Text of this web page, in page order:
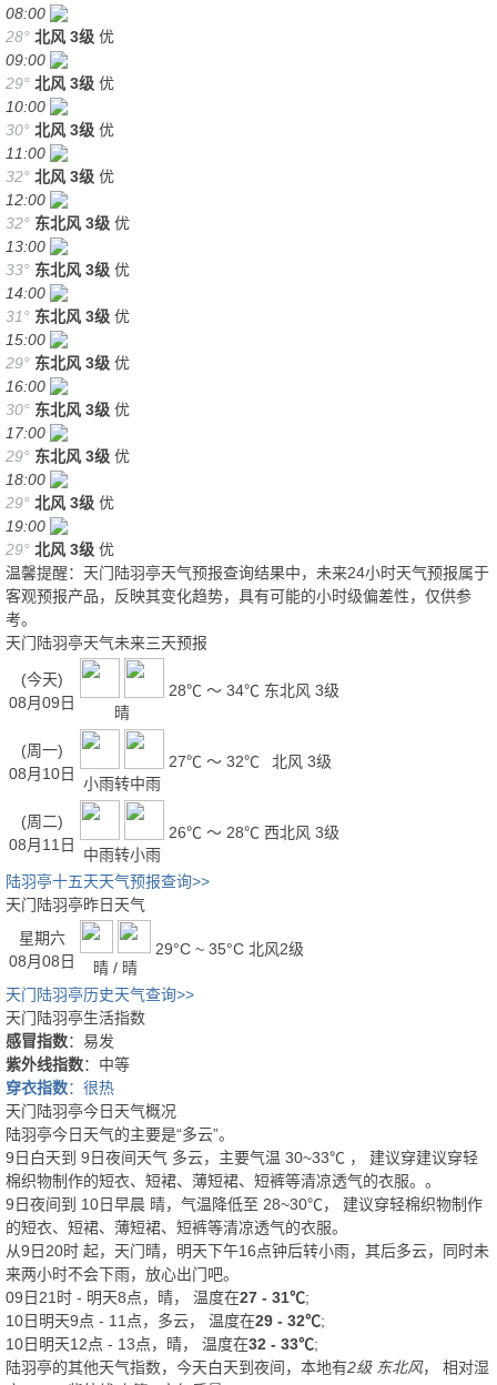
08:00
28° 北风 3级 优
09:00
29° 北风 3级 优
10:00
30° 北风 3级 优
11:00
32° 北风 3级 优
12:00
32° 东北风 3级 优
13:00
33° 东北风 3级 优
14:00
31° 东北风 3级 优
15:00
29° 东北风 3级 优
16:00
30° 东北风 3级 优
17:00
29° 东北风 3级 优
18:00
29° 北风 3级 优
19:00
29° 北风 3级 优
温馨提醒：天门陆羽亭天气预报查询结果中，未来24小时天气预报属于
客观预报产品，反映其变化趋势，具有可能的小时级偏差性，仅供参
考。
天门陆羽亭天气未来三天预报
(今天)
08月09日
晴
28℃ ～ 34℃ 东北风 3级
(周一)
08月10日
小雨转中雨
27℃ ～ 32℃ 北风 3级
(周二)
08月11日
中雨转小雨
26℃ ～ 28℃ 西北风 3级
陆羽亭十五天天气预报查询>>
天门陆羽亭昨日天气
星期六
08月08日
晴 / 晴
29°C ~ 35°C 北风2级
天门陆羽亭历史天气查询>>
天门陆羽亭生活指数
感冒指数：易发
紫外线指数：中等
穿衣指数：很热
天门陆羽亭今日天气概况
陆羽亭今日天气的主要是“多云”。
9日白天到 9日夜间天气 多云，主要气温 30~33℃ ， 建议穿建议穿轻
棉织物制作的短衣、短裙、薄短裙、短裤等清凉透气的衣服。 。
9日夜间到 10日早晨 晴，气温降低至 28~30℃， 建议穿轻棉织物制作
的短衣、短裙、薄短裙、短裤等清凉透气的衣服。
从9日20时 起，天门晴，明天下午16点钟后转小雨，其后多云，同时未
来两小时不会下雨，放心出门吧。
09日21时 - 明天8点，晴， 温度在27 - 31℃;
10日明天9点 - 11点，多云， 温度在29 - 32℃;
10日明天12点 - 13点，晴， 温度在32 - 33℃;
陆羽亭的其他天气指数，今天白天到夜间，本地有2级 东北风， 相对湿